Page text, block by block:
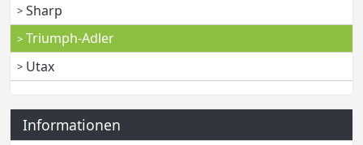
Sharp
Triumph-Adler
Utax
Informationen